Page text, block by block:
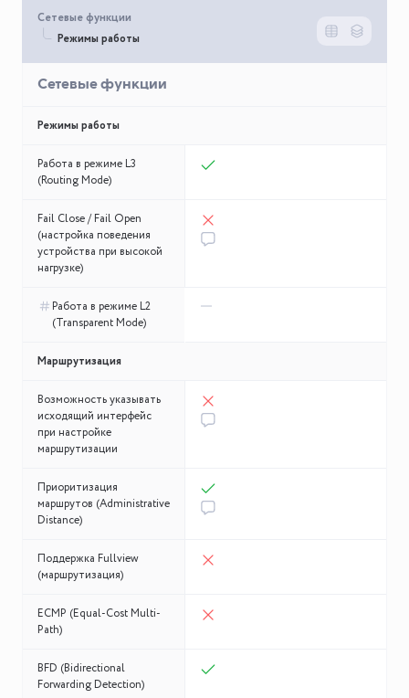
NGFW 1.1.1
VPN и SD-WAN
Сетевые функции
Режимы работы
Сетевые функции
Режимы работы
Сетевые функции
Режимы работы
Работа в режиме L3
(Routing Mode)
Fail Close / Fail Open
(настройка поведения
устройства при высокой
нагрузке)
Работа в режиме L2
(Transparent Mode)
Маршрутизация
Возможность указывать
исходящий интерфейс
при настройке
маршрутизации
Приоритизация
маршрутов (Administrative
Distance)
Поддержка Fullview
(маршрутизация)
ECMP (Equal-Cost Multi-
Path)
BFD (Bidirectional
Forwarding Detection)